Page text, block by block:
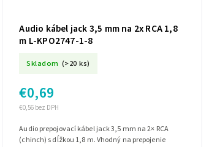
Audio kábel jack 3,5 mm na 2x RCA 1,8
m L-KPO2747-1-8
Skladom (>20 ks)
€0,56 bez DPH
€0,69
Audio prepojovací kábel jack 3,5 mm na 2× RCA
(chinch) s dĺžkou 1,8 m. Vhodný na prepojenie